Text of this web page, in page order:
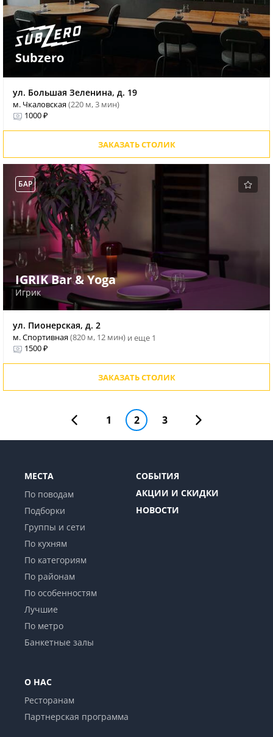
Subzero
ул. Большая Зеленина, д. 19
м. Чкаловская(220 м, 3 мин)
1000 ₽
ЗАКАЗАТЬ СТОЛИК
БАР
IGRIK Bar & Yoga
Игрик
ул. Пионерская, д. 2
м. Спортивная(820 м, 12 мин) и еще 1
1500 ₽
ЗАКАЗАТЬ СТОЛИК
1 2 3
МЕСТА
По поводам
Подборки
Группы и сети
По кухням
По категориям
По районам
По особенностям
Лучшие
По метро
Банкетные залы
СОБЫТИЯ
АКЦИИ И СКИДКИ
НОВОСТИ
О НАС
Ресторанам
Партнерская программа